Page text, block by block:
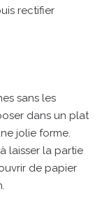
rectifier
sans les
dans un plat
jolie forme.
laisser la partie
de papier